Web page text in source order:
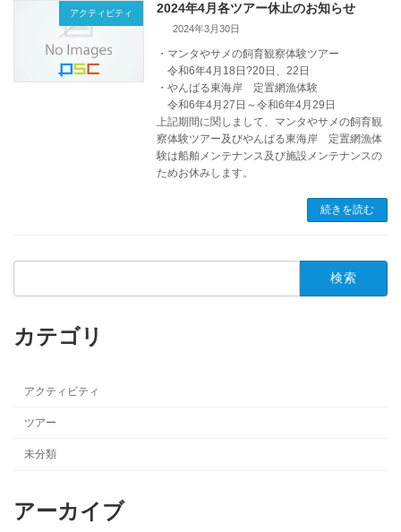
アクティビティ 2024年4月各ツアー休止のお知らせ
2024年3月30日
・マンタやサメの飼育観察体験ツアー
令和6年4月18日?20日、22日
・やんばる東海岸 定置網漁体験
令和6年4月27日～令和6年4月29日
上記期間に関しまして、マンタやサメの飼育観
察体験ツアー及びやんばる東海岸 定置網漁体
験は船舶メンテナンス及び施設メンテナンスの
ためお休みします。
続きを読む
検
カテゴリ
アクティビティ
ツアー
未分類
アーカイブ